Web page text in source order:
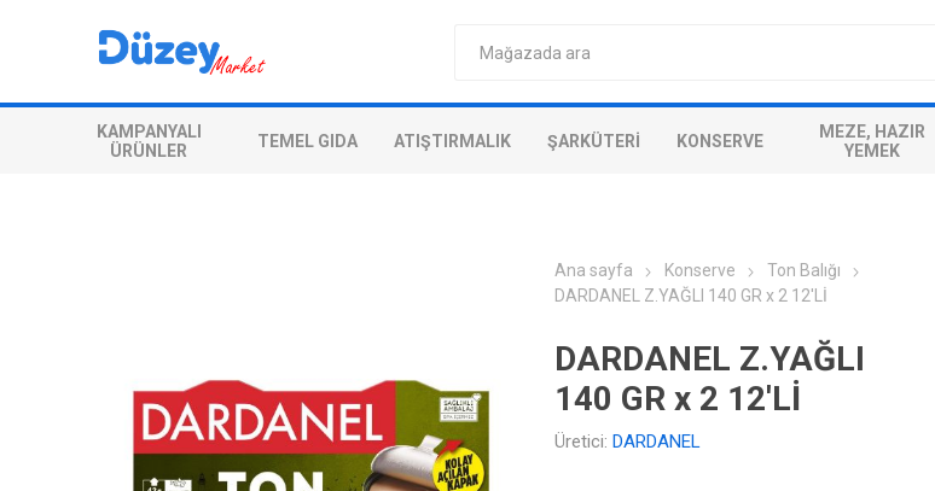
KAMPANYALI
ÜRÜNLER
TEMEL GIDA ATIŞTIRMALIK ŞARKÜTERI KONSERVE
MEZE, HAZIR
YEMEK
Ana sayfa Konserve
Ton Balığı
DARDANEL Z.YAĞLI 140 GR x 2 12'Lİ
DARDANEL Z.YAĞLI
140 GR x 2 12'Lİ
Üretici: DARDANEL